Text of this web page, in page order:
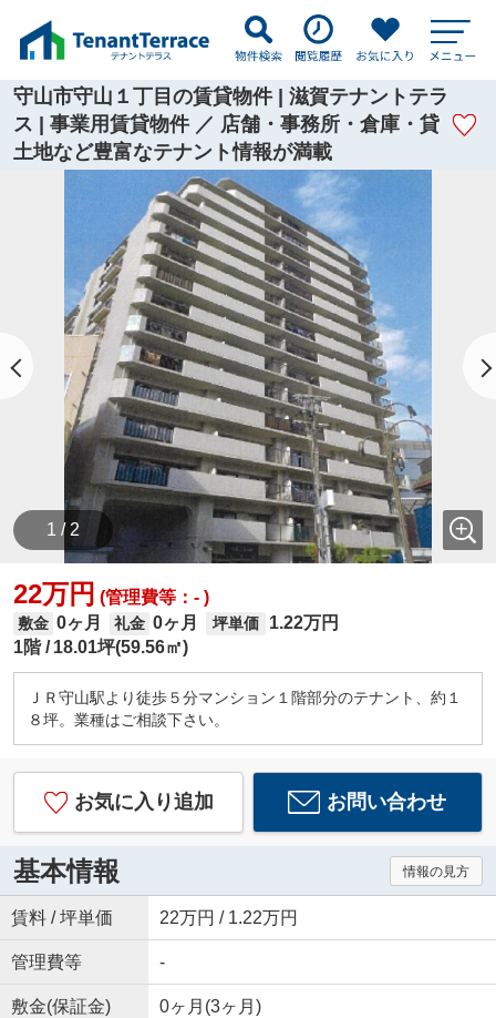
守山市守山１丁目の賃貸物件 | 滋賀テナントテラ
ス | 事業用賃貸物件 ／ 店舗・事務所・倉庫・貸
土地など豊富なテナント情報が満載
1 / 2
22万円 (管理費等：- )
敷金 0ヶ月 礼金 0ヶ月 坪単価
1.22万円
1階
18.01坪(59.56㎡)
ＪＲ守山駅より徒歩５分マンション１階部分のテナント、約１
８坪。業種はご相談下さい。
お気に入り追加 お問い合わせ
基本情報 情報の見方
賃料 / 坪単価 22万円 / 1.22万円
管理費等 -
敷金(保証金) 0ヶ月(3ヶ月)